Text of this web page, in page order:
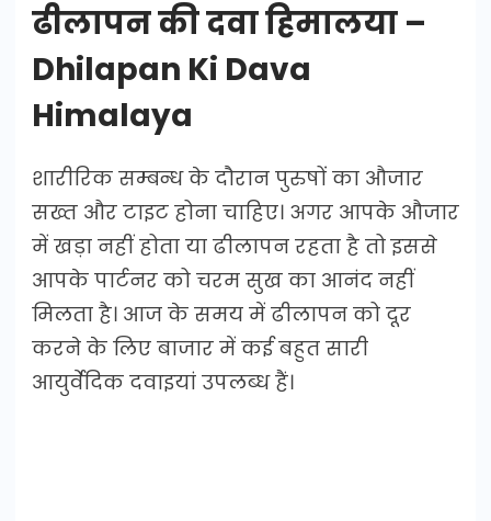
ढीलापन की दवा हिमालया –
Dhilapan Ki Dava
Himalaya
शारीरिक सम्बन्ध के दौरान पुरुषों का औजार
सख्त और टाइट होना चाहिए। अगर आपके औजार
में खड़ा नहीं होता या ढीलापन रहता है तो इससे
आपके पार्टनर को चरम सुख का आनंद नहीं
मिलता है। आज के समय में ढीलापन को दूर
करने के लिए बाजार में कई बहुत सारी
आयुर्वेदिक दवाइयां उपलब्ध हैं।